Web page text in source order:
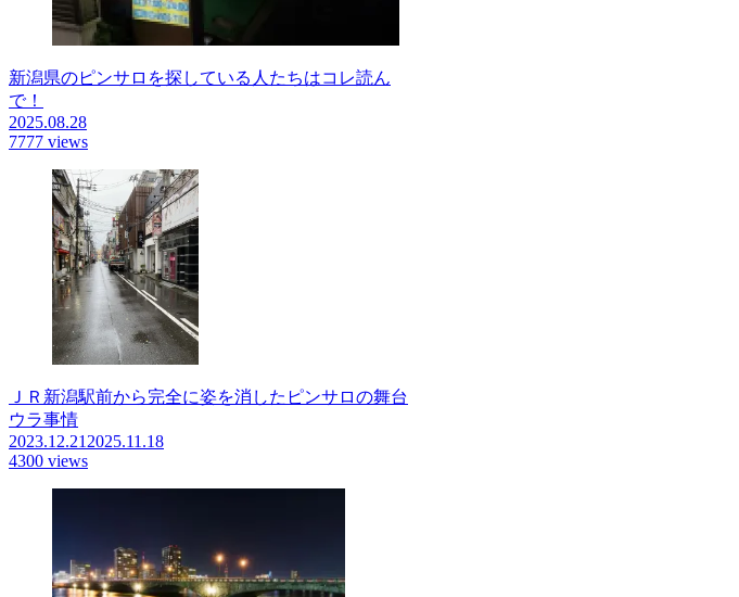
新潟県のピンサロを探している人たちはコレ読ん
で！
2025.08.28
7777 views
ＪＲ新潟駅前から完全に姿を消したピンサロの舞台
ウラ事情
2023.12.21 2025.11.18
4300 views